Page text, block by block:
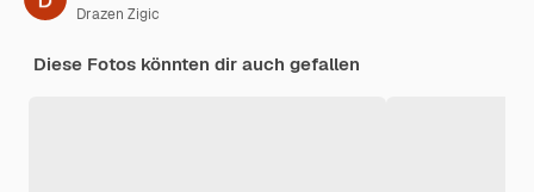
Drazen Zigic
Diese Fotos könnten dir auch gefallen